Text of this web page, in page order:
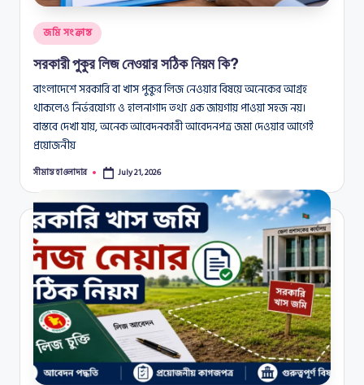
Posted
in
জমি সংক্রান্ত
সরকারী পুকুর লিজ নেওয়ার সঠিক নিয়ম কি?
বাংলাদেশে সরকারি বা খাস পুকুর লিজ নেওয়ার বিষয়ে অনেকের আগ্রহ
থাকলেও নির্ভরযোগ্য ও হালনাগাদ তথ্য এক জায়গায় পাওয়া সহজ নয়।
বাস্তবে দেখা যায়, অনেক আবেদনকারী আবেদনপত্র জমা দেওয়ার আগেই
প্রয়োজনীয়
Posted
সীমান্ত হাওলাদার July 21, 2026